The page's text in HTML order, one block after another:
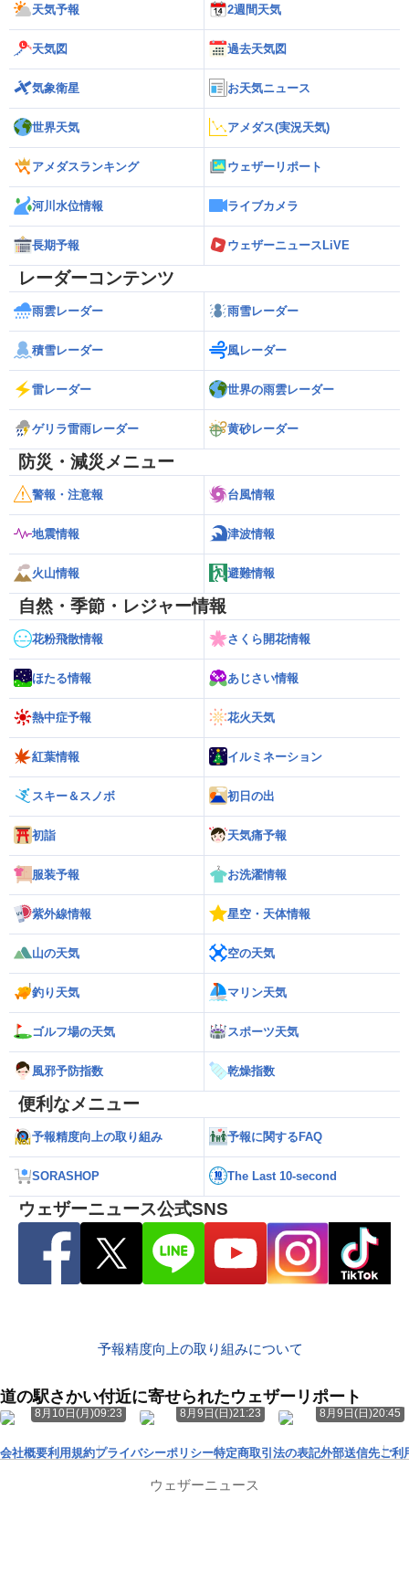
天気予報 2週間天気
天気図 過去天気図
気象衛星 お天気ニュース
世界天気 アメダス(実況天気)
アメダスランキング ウェザーリポート
河川水位情報 ライブカメラ
長期予報 ウェザーニュースLiVE
レーダーコンテンツ
雨雲レーダー 雨雪レーダー
積雪レーダー 風レーダー
雷レーダー 世界の雨雲レーダー
ゲリラ雷雨レーダー 黄砂レーダー
防災・減災メニュー
警報・注意報 台風情報
地震情報 津波情報
火山情報 避難情報
自然・季節・レジャー情報
花粉飛散情報 さくら開花情報
ほたる情報 あじさい情報
熱中症予報 花火天気
紅葉情報 イルミネーション
スキー＆スノボ 初日の出
初詣 天気痛予報
服装予報 お洗濯情報
紫外線情報 星空・天体情報
山の天気 空の天気
釣り天気 マリン天気
ゴルフ場の天気 スポーツ天気
風邪予防指数 乾燥指数
便利なメニュー
予報精度向上の取り組み 予報に関するFAQ
SORASHOP The Last 10-second
ウェザーニュース公式SNS
予報精度向上の取り組みについて
道の駅さかい付近に寄せられたウェザーリポート
8月10日(月)09:23 8月9日(日)21:23 8月9日(日)20:45
会社概要利用規約プライバシーポリシー特定商取引法の表記外部送信先ご利
ウェザーニュース